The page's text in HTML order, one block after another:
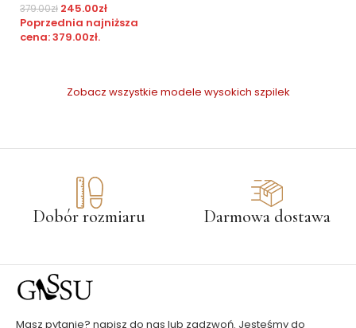
379.00zł 245.00zł
Poprzednia najniższa
cena:379.00zł.
Zobacz wszystkie modele wysokich szpilek
Dobór rozmiaru Darmowa dostawa
Masz pytanie? napisz do nas lub zadzwoń. Jesteśmy do